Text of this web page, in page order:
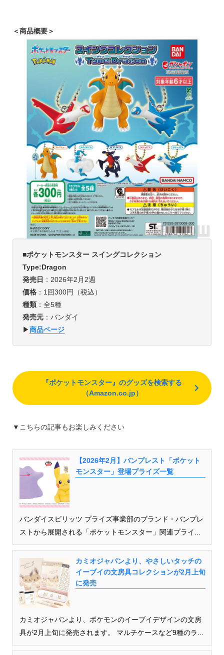
＜商品概要＞
■ポケットモンスター スイングコレクション
Type:Dragon
発売日 ：2026年2月2週
価格：1回300円（税込）
種類：全5種
発売元：バンダイ
▶︎商品ページ
『ポケットモンスター』のグッズを検索する
（Amazon.co.jp）
▼こちらの記事もお楽しみください
【2026年2月】バンプレスト「ポケット
モンスター」登場プライズ一覧
バンダイスピリッツ プライズ事業部のブランド・バンプレ
ストから展開される「ポケットモンスター」関連プライ...
カミオジャパンより、やさしいタッチの
イーブイの文房具コレクションが2月上旬
に発売
カミオジャパンより、ポケモンのイーブイデザインの文房
具が2月上旬に発売されます。 マルチケースなど9種のラ...